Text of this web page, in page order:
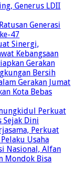
Generus LDII
Generasi
47
Sinergi,
Kebangsaan
Gerakan
Bersih
Gerakan Jumat
Kota Bebas
Perkuat
Sejak Dini
Perkuat
Usaha
Nasional, Alfan
Mondok Bisa